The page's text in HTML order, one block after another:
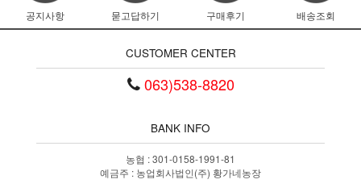
공지사항 묻고답하기 구매후기 배송조회
CUSTOMER CENTER
063)538-8820
BANK INFO
농협 : 301-0158-1991-81
예금주 : 농업회사법인(주) 황가네농장